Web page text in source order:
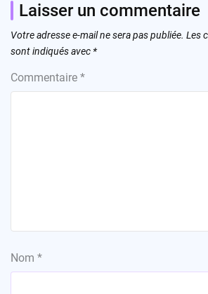
Laisser un commentaire
Votre adresse e-mail ne sera pas publiée. Les
sont indiqués avec *
Commentaire *
Nom *